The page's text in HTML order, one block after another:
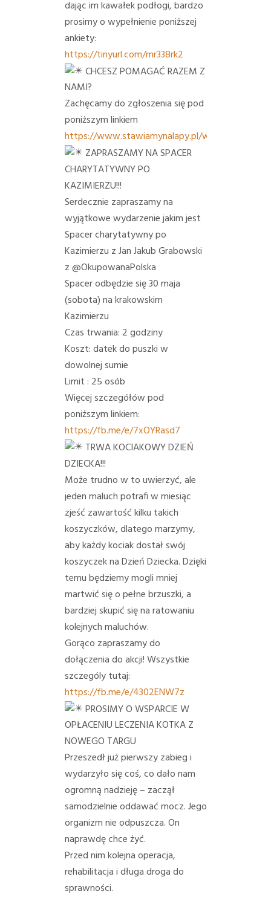
dając im kawałek podłogi, bardzo
prosimy o wypełnienie poniższej
ankiety:
https://tinyurl.com/mr338rk2
CHCESZ POMAGAĆ RAZEM Z
NAMI?
Zachęcamy do zgłoszenia się pod
poniższym linkiem
https://www.stawiamynalapy.pl/wolontariat/
ZAPRASZAMY NA SPACER
CHARYTATYWNY PO
KAZIMIERZU!!!
Serdecznie zapraszamy na
wyjątkowe wydarzenie jakim jest
Spacer charytatywny po
Kazimierzu z Jan Jakub Grabowski
z @OkupowanaPolska
Spacer odbędzie się 30 maja
(sobota) na krakowskim
Kazimierzu
Czas trwania: 2 godziny
Koszt: datek do puszki w
dowolnej sumie
Limit : 25 osób
Więcej szczegółów pod
poniższym linkiem:
https://fb.me/e/7xOYRasd7
TRWA KOCIAKOWY DZIEŃ
DZIECKA!!!
Może trudno w to uwierzyć, ale
jeden maluch potrafi w miesiąc
zjeść zawartość kilku takich
koszyczków, dlatego marzymy,
aby każdy kociak dostał swój
koszyczek na Dzień Dziecka. Dzięki
temu będziemy mogli mniej
martwić się o pełne brzuszki, a
bardziej skupić się na ratowaniu
kolejnych maluchów.
Gorąco zapraszamy do
dołączenia do akcji! Wszystkie
szczególy tutaj:
https://fb.me/e/4302ENW7z
PROSIMY O WSPARCIE W
OPŁACENIU LECZENIA KOTKA Z
NOWEGO TARGU
Przeszedł już pierwszy zabieg i
wydarzyło się coś, co dało nam
ogromną nadzieję – zaczął
samodzielnie oddawać mocz. Jego
organizm nie odpuszcza. On
naprawdę chce żyć.
Przed nim kolejna operacja,
rehabilitacja i długa droga do
sprawności.